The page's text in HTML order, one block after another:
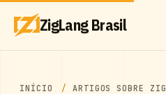
ZigLang Brasil
INÍCIO
ARTIGOS SOBRE ZIG